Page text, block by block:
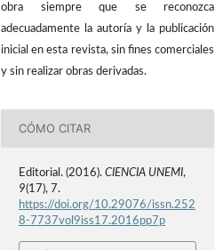
obra siempre que se reconozca
adecuadamente la autoría y la publicación
inicial en esta revista, sin fines comerciales
y sin realizar obras derivadas.
CÓMO CITAR
Editorial. (2016).CIENCIA UNEMI,
9(17), 7.
https://doi.org/10.29076/issn.252
8-7737vol9iss17.2016pp7p